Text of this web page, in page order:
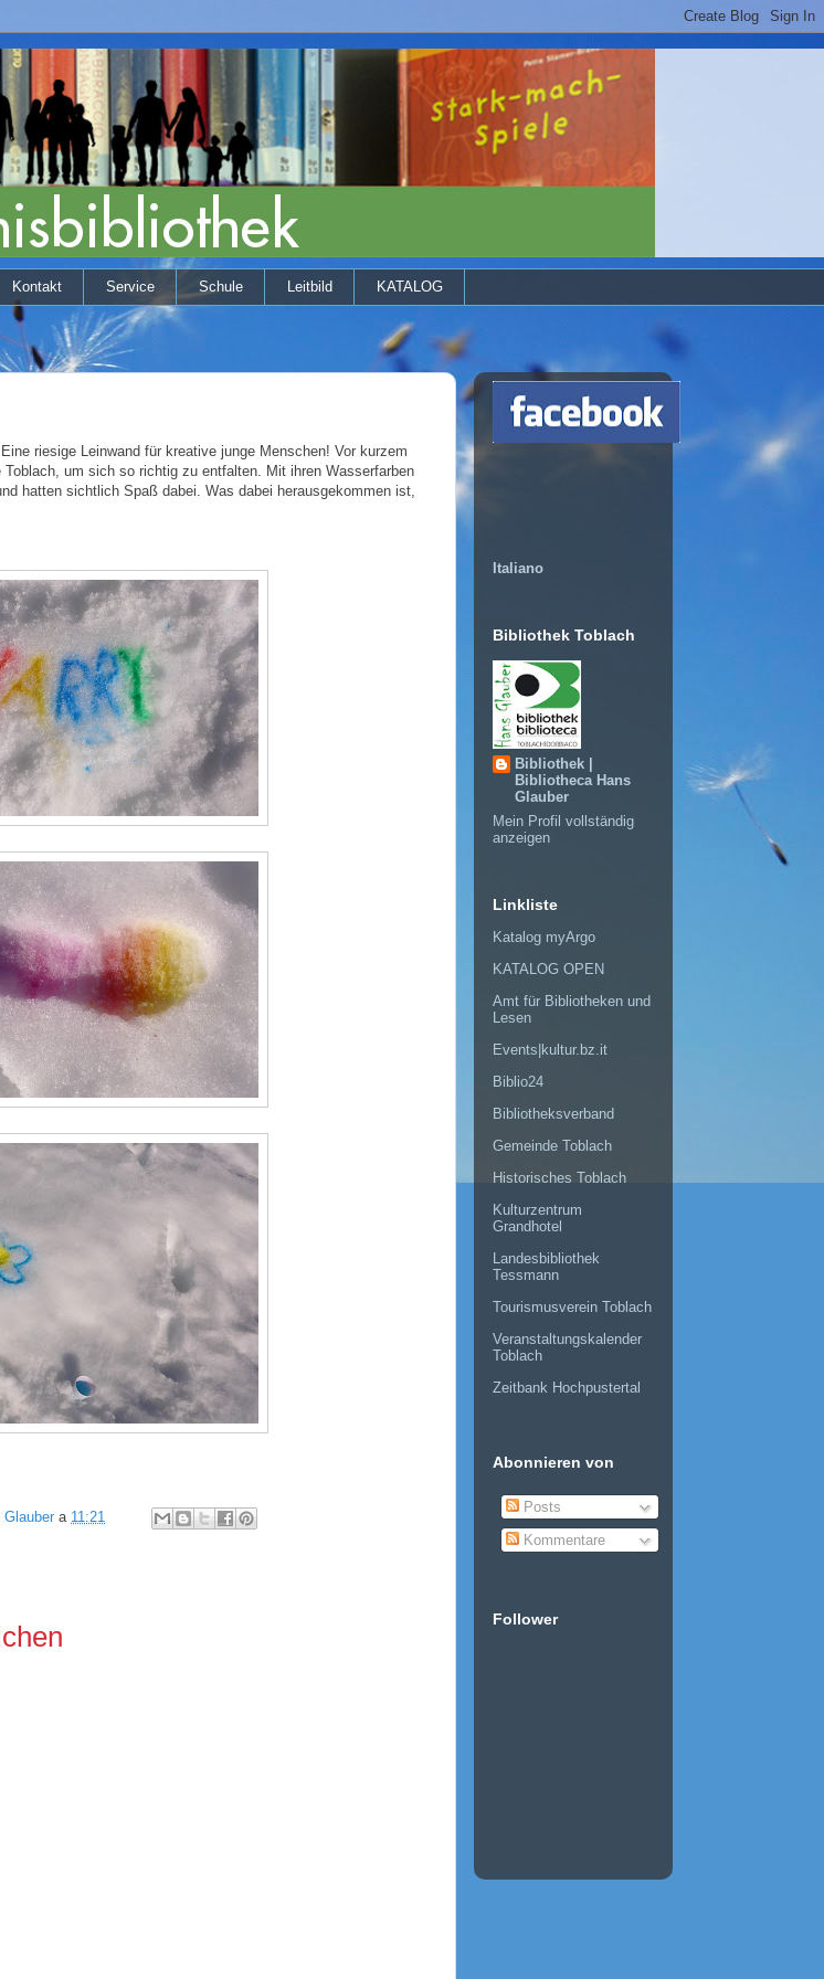
Kontakt Service Schule Leitbild KATALOG
riesige Leinwand für kreative junge Menschen! Vor kurzem
um sich so richtig zu entfalten. Mit ihren Wasserfarben
hatten sichtlich Spaß dabei. Was dabei herausgekommen ist,
a 11:21
Italiano
Bibliothek Toblach
Bibliothek |
Bibliotheca Hans
Glauber
Mein Profil vollständig
anzeigen
Linkliste
Katalog myArgo
KATALOG OPEN
Amt für Bibliotheken und
Lesen
Events|kultur.bz.it
Biblio24
Bibliotheksverband
Gemeinde Toblach
Historisches Toblach
Kulturzentrum
Grandhotel
Landesbibliothek
Tessmann
Tourismusverein Toblach
Veranstaltungskalender
Toblach
Zeitbank Hochpustertal
Abonnieren von
Posts
Kommentare
Follower